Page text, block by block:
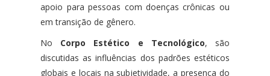
apoio para pessoas com doenças crônicas ou
em transição de gênero.
No Corpo Estético e Tecnológico, são
discutidas as influências dos padrões estéticos
globais e locais na subjetividade, a presença do